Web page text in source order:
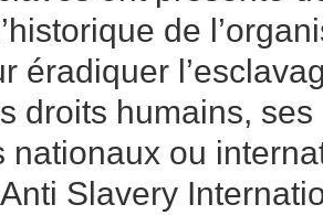
de
éradiquer
droits humains,
nationaux ou
Slavery